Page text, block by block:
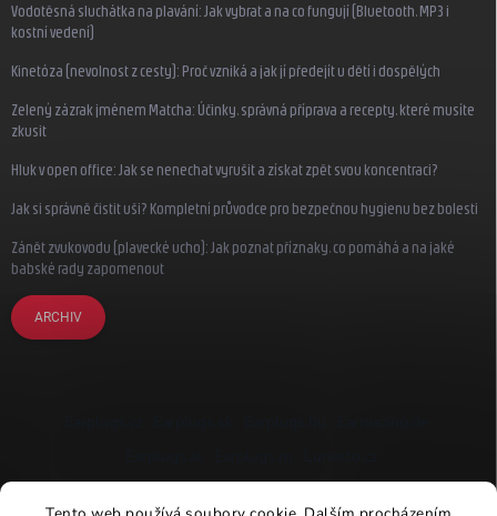
Vodotěsná sluchátka na plavání: Jak vybrat a na co fungují (Bluetooth, MP3 i
kostní vedení)
Kinetóza (nevolnost z cesty): Proč vzniká a jak jí předejít u dětí i dospělých
Zelený zázrak jménem Matcha: Účinky, správná příprava a recepty, které musíte
zkusit
Hluk v open office: Jak se nenechat vyrušit a získat zpět svou koncentraci?
Jak si správně čistit uši? Kompletní průvodce pro bezpečnou hygienu bez bolesti
Zánět zvukovodu (plavecké ucho): Jak poznat příznaky, co pomáhá a na jaké
babské rady zapomenout
ARCHIV